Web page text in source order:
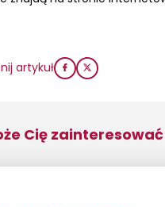
artykuł
Cię zainteresować